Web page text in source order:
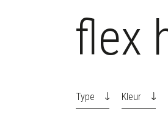
flex
Type Kleur